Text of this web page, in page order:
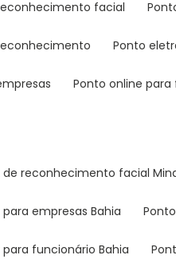
facial
ponto
ponto online
de reconhecimento facial
para empresas Bahia
para funcionário Bahia